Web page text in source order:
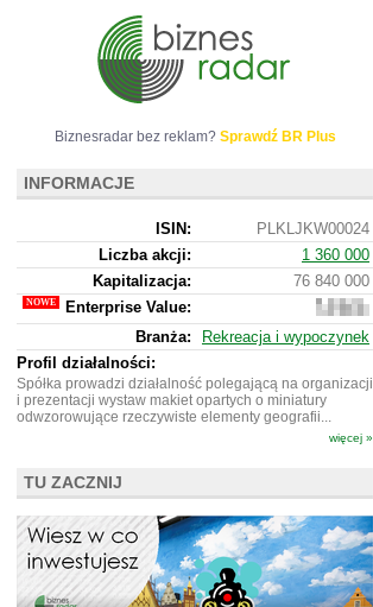
Biznesradar bez reklam? Sprawdź BR Plus
INFORMACJE
ISIN:
PLKLJKW00024
Liczba akcji:
1 360 000
Kapitalizacja:
76 840 000
Enterprise Value:
319
000
Branża:
Rekreacja i wypoczynek
Profil działalności:
Spółka prowadzi działalność polegającą na organizacji
i prezentacji wystaw makiet opartych o miniatury
odwzorowujące rzeczywiste elementy geografii...
więcej »
TU ZACZNIJ